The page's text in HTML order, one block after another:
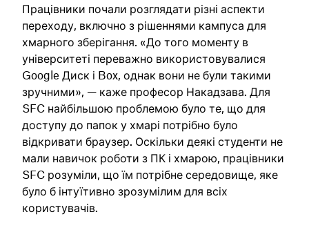
Працівники почали розглядати різні аспекти
переходу, включно з рішеннями кампуса для
хмарного зберігання. «До того моменту в
університеті переважно використовувалися
Google Диск і Box, однак вони не були такими
зручними», — каже професор Накадзава. Для
SFC найбільшою проблемою було те, що для
доступу до папок у хмарі потрібно було
відкривати браузер. Оскільки деякі студенти не
мали навичок роботи з ПК і хмарою, працівники
SFC розуміли, що їм потрібне середовище, яке
було б інтуїтивно зрозумілим для всіх
користувачів.